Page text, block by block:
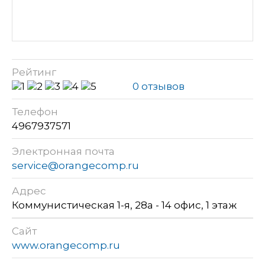
Рейтинг
0 отзывов
Телефон
4967937571
Электронная почта
service@orangecomp.ru
Адрес
Коммунистическая 1-я, 28а - 14 офис, 1 этаж
Сайт
www.orangecomp.ru